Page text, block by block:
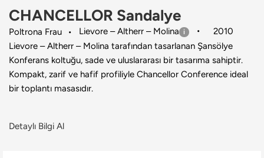
CHANCELLOR Sandalye
Poltrona Frau Lievore – Altherr – Molina
2010
Lievore – Altherr – Molina tarafından tasarlanan Şansölye
Konferans koltuğu, sade ve uluslararası bir tasarıma sahiptir.
Kompakt, zarif ve hafif profiliyle Chancellor Conference ideal
bir toplantı masasıdır.
Detaylı Bilgi Al